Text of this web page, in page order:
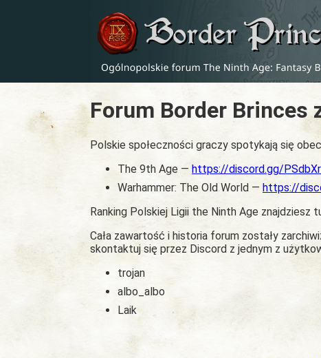
Forum Border Brinces
Polskie społeczności graczy spotykają się
The 9th Age — https://discord.gg/
Warhammer: The Old World — https://
Ranking Polskiej Ligii the Ninth Age znajdziesz
Cała zawartość i historia forum zostały
skontaktuj się przez Discord z jednym z
trojan
albo_albo
Laik